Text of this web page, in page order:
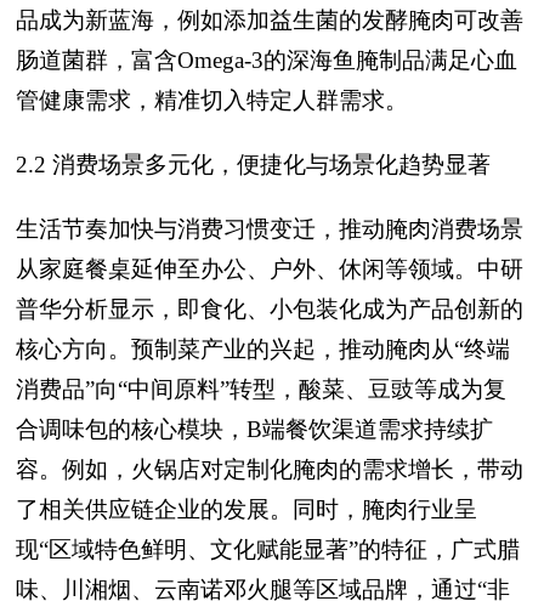
品成为新蓝海，例如添加益生菌的发酵腌肉可改善
肠道菌群，富含Omega-3的深海鱼腌制品满足心血
管健康需求，精准切入特定人群需求。
2.2 消费场景多元化，便捷化与场景化趋势显著
生活节奏加快与消费习惯变迁，推动腌肉消费场景
从家庭餐桌延伸至办公、户外、休闲等领域。中研
普华分析显示，即食化、小包装化成为产品创新的
核心方向。预制菜产业的兴起，推动腌肉从“终端
消费品”向“中间原料”转型，酸菜、豆豉等成为复
合调味包的核心模块，B端餐饮渠道需求持续扩
容。例如，火锅店对定制化腌肉的需求增长，带动
了相关供应链企业的发展。同时，腌肉行业呈
现“区域特色鲜明、文化赋能显著”的特征，广式腊
味、川湘烟、云南诺邓火腿等区域品牌，通过“非